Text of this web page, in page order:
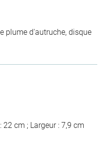
plume d'autruche, disque
22 cm ; Largeur : 7,9 cm